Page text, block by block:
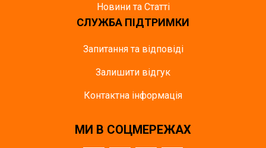
Новини та Статті
СЛУЖБА ПІДТРИМКИ
Запитання та відповіді
Залишити відгук
Контактна інформація
МИ В СОЦМЕРЕЖАХ